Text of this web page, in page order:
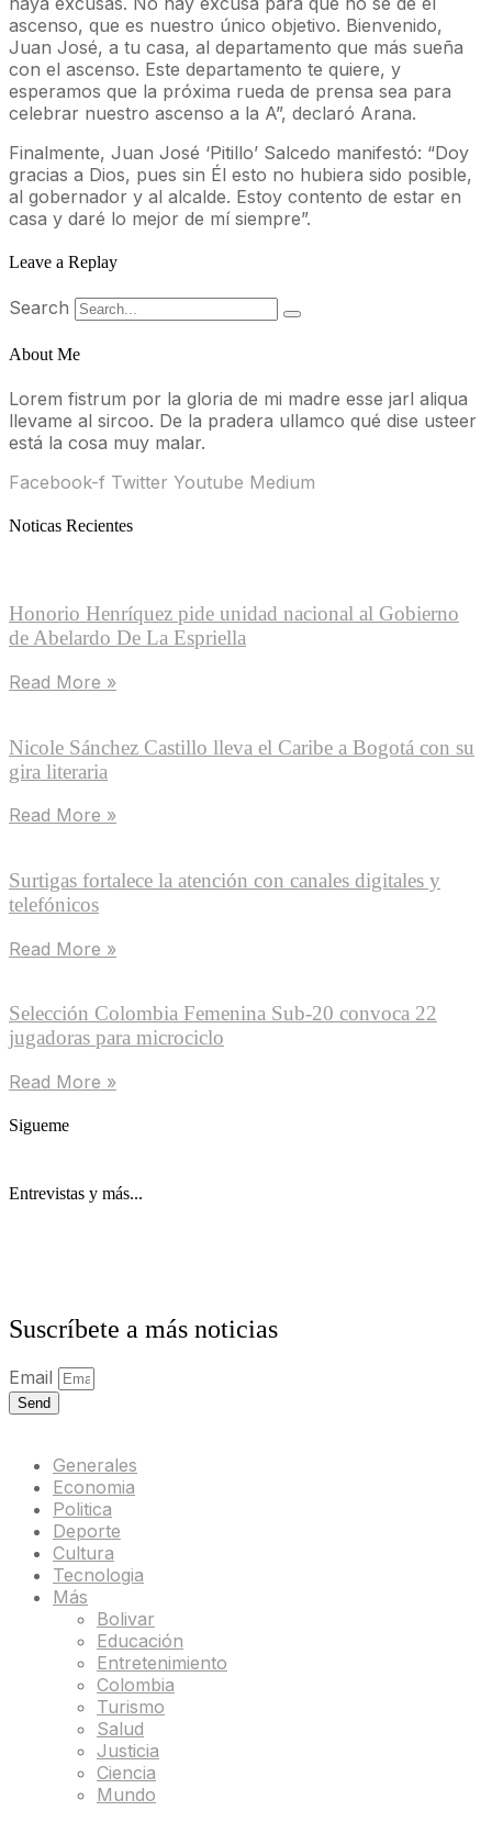
ascenso, que es nuestro único objetivo. Bienvenido,
Juan José, a tu casa, al departamento que más sueña
con el ascenso. Este departamento te quiere, y
esperamos que la próxima rueda de prensa sea para
celebrar nuestro ascenso a la A”, declaró Arana.
Finalmente, Juan José ‘Pitillo’ Salcedo manifestó: “Doy
gracias a Dios, pues sin Él esto no hubiera sido posible,
al gobernador y al alcalde. Estoy contento de estar en
casa y daré lo mejor de mí siempre”.
Leave a Replay
Search
About Me
Lorem fistrum por la gloria de mi madre esse jarl aliqua
llevame al sircoo. De la pradera ullamco qué dise usteer
está la cosa muy malar.
Facebook-f Twitter Youtube Medium
Noticas Recientes
Honorio Henríquez pide unidad nacional al Gobierno
de Abelardo De La Espriella
Read More »
Nicole Sánchez Castillo lleva el Caribe a Bogotá con su
gira literaria
Read More »
Surtigas fortalece la atención con canales digitales y
telefónicos
Read More »
Selección Colombia Femenina Sub-20 convoca 22
jugadoras para microciclo
Read More »
Sigueme
Entrevistas y más...
Suscríbete a más noticias
Email
Send
Generales
Economia
Politica
Deporte
Cultura
Tecnologia
Más
Bolivar
Educación
Entretenimiento
Colombia
Turismo
Salud
Justicia
Ciencia
Mundo